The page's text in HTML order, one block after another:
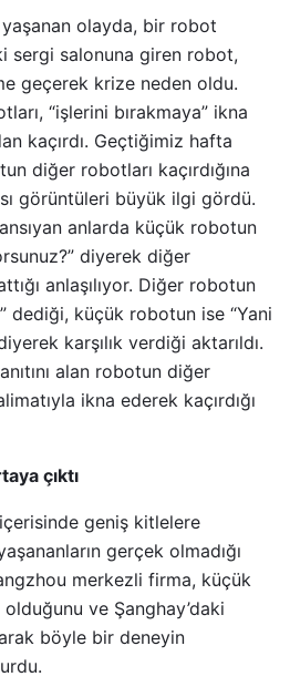
yaşanan olayda, bir robot
sergi salonuna giren robot,
geçerek krize neden oldu.
“işlerini bırakmaya” ikna
kaçırdı. Geçtiğimiz hafta
diğer robotları kaçırdığına
görüntüleri büyük ilgi gördü.
anlarda küçük robotun
diyerek diğer
anlaşılıyor. Diğer robotun
dediği, küçük robotun ise “Yani
karşılık verdiği aktarıldı.
alan robotun diğer
ikna ederek kaçırdığı
çıktı
geniş kitlelere
gerçek olmadığı
merkezli firma, küçük
ve Şanghay’daki
böyle bir deneyin